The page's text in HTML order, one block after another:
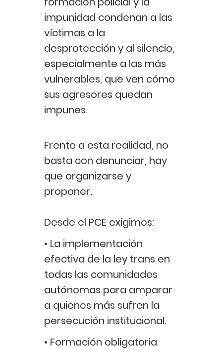
impunidad condenan a las
víctimas a la
desprotección y al silencio,
especialmente a las más
vulnerables, que ven cómo
sus agresores quedan
impunes.
Frente a esta realidad, no
basta con denunciar, hay
que organizarse y
proponer.
Desde el PCE exigimos:
• La implementación
efectiva de la ley trans en
todas las comunidades
autónomas para amparar
a quienes más sufren la
persecución institucional.
• Formación obligatoria